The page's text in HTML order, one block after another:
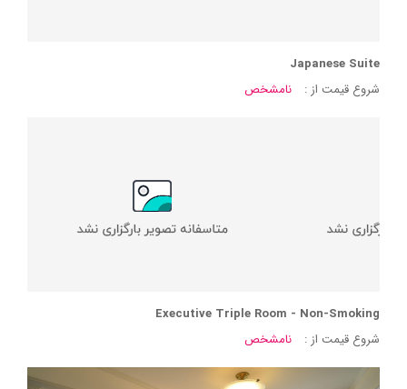
Japanese Suite
شروع قیمت از :
نامشخص
Executive Triple Room - Non-Smoking
شروع قیمت از :
نامشخص